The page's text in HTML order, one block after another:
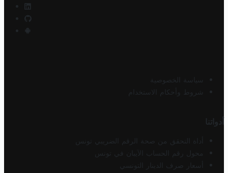
سياسة الخصوصية
شروط وأحكام الاستخدام
أدواتنا
أداة التحقق من صحة الرقم الضريبي تونس
محول رقم الحساب الآيبان في تونس
أسعار صرف الدينار التونسي